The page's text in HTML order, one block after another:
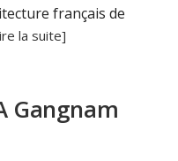
français de
la suite]
Gangnam